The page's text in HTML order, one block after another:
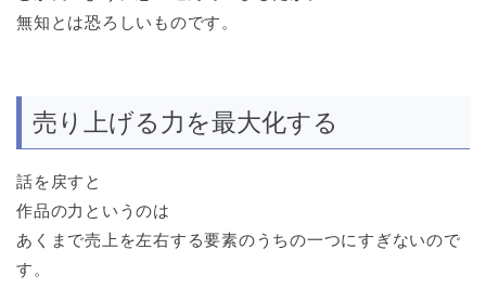
無知とは恐ろしいものです。
売り上げる力を最大化する
話を戻すと
作品の力というのは
あくまで売上を左右する要素のうちの一つにすぎないので
す。